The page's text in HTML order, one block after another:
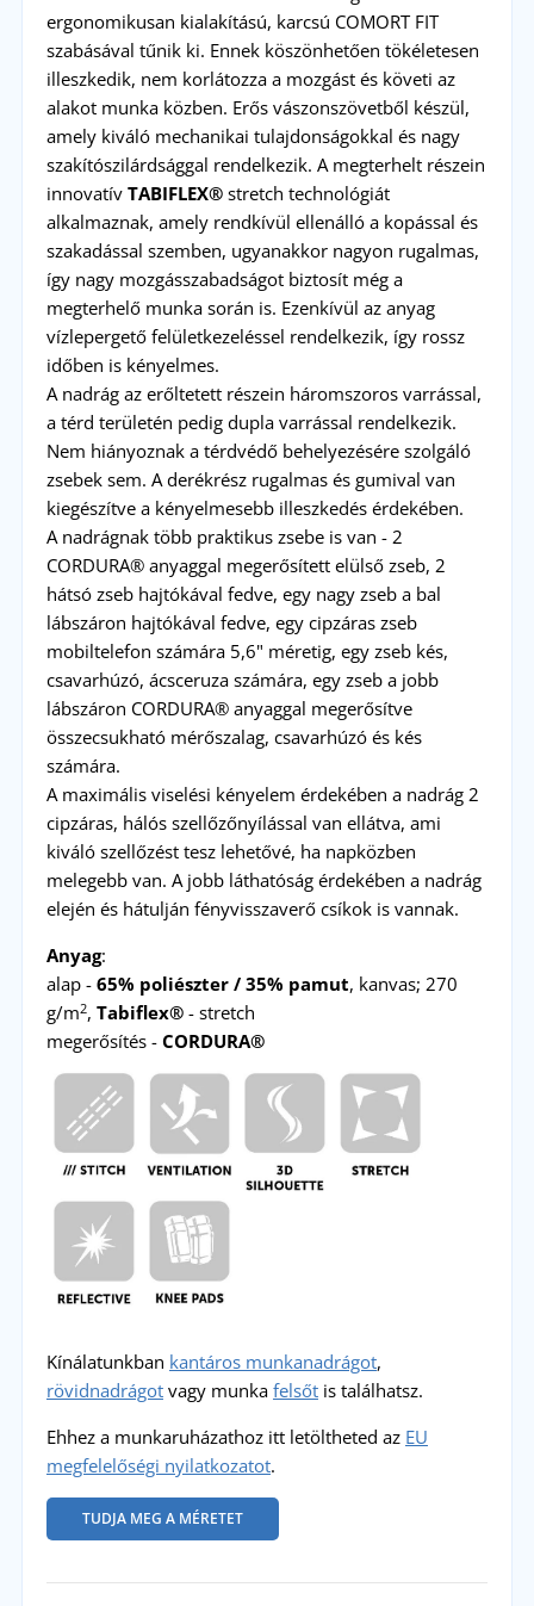
ergonomikusan kialakítású, karcsú COMORT FIT
szabásával tűnik ki. Ennek köszönhetően tökéletesen
illeszkedik, nem korlátozza a mozgást és követi az
alakot munka közben. Erős vászonszövetből készül,
amely kiváló mechanikai tulajdonságokkal és nagy
szakítószilárdsággal rendelkezik. A megterhelt részein
innovatív TABIFLEX®stretch technológiát
alkalmaznak, amely rendkívül ellenálló a kopással és
szakadással szemben, ugyanakkor nagyon rugalmas,
így nagy mozgásszabadságot biztosít még a
megterhelő munka során is. Ezenkívül az anyag
vízlepergető felületkezeléssel rendelkezik, így rossz
időben is kényelmes.
A nadrág az erőltetett részein háromszoros varrással,
a térd területén pedig dupla varrással rendelkezik.
Nem hiányoznak a térdvédő behelyezésére szolgáló
zsebek sem. A derékrész rugalmas és gumival van
kiegészítve a kényelmesebb illeszkedés érdekében.
A nadrágnak több praktikus zsebe is van - 2
CORDURA® anyaggal megerősített elülső zseb, 2
hátsó zseb hajtókával fedve, egy nagy zseb a bal
lábszáron hajtókával fedve, egy cipzáras zseb
mobiltelefon számára 5,6" méretig, egy zseb kés,
csavarhúzó, ácsceruza számára, egy zseb a jobb
lábszáron CORDURA® anyaggal megerősítve
összecsukható mérőszalag, csavarhúzó és kés
számára.
A maximális viselési kényelem érdekében a nadrág 2
cipzáras, hálós szellőzőnyílással van ellátva, ami
kiváló szellőzést tesz lehetővé, ha napközben
melegebb van. A jobb láthatóság érdekében a nadrág
elején és hátulján fényvisszaverő csíkok is vannak.
Anyag:
alap - 65% poliészter / 35% pamut, kanvas; 270
g/m2, Tabiflex®- stretch
megerősítés - CORDURA®
Kínálatunkban kantáros munkanadrágot,
rövidnadrágotvagy munka felsőtis találhatsz.
Ehhez a munkaruházathoz itt letöltheted az EU
megfelelőségi nyilatkozatot.
TUDJA MEG A MÉRETET